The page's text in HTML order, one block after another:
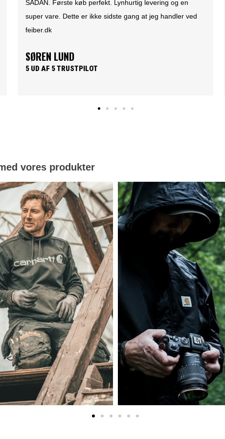
Det er en fornøjelse at handle med fieber. En nem
overskuelig og brugervenlig website. Hvor produkterne
lever op til produkt beskrivelsen. Samt nemt overskuelige
PER HOLLÆNDER
vores produkter